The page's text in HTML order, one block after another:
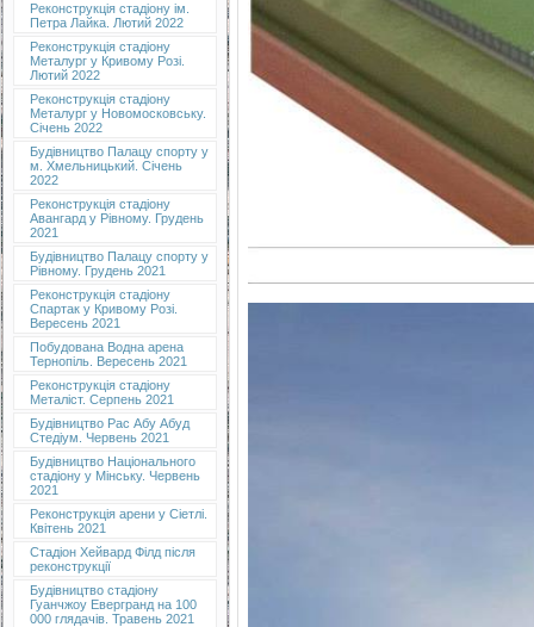
Реконструкція стадіону ім.
Петра Лайка. Лютий 2022
Реконструкція стадіону
Металург у Кривому Розі.
Лютий 2022
Реконструкція стадіону
Металург у Новомосковську.
Січень 2022
Будівництво Палацу спорту у
м. Хмельницький. Січень
2022
Реконструкція стадіону
Авангард у Рівному. Грудень
2021
Будівництво Палацу спорту у
Рівному. Грудень 2021
Реконструкція стадіону
Спартак у Кривому Розі.
Вересень 2021
Побудована Водна арена
Тернопіль. Вересень 2021
Реконструкція стадіону
Металіст. Серпень 2021
Будівництво Рас Абу Абуд
Стедіум. Червень 2021
Будівництво Національного
стадіону у Мінську. Червень
2021
Реконструкція арени у Сіетлі.
Квітень 2021
Стадіон Хейвард Філд після
реконструкції
Будівництво стадіону
Гуанчжоу Евергранд на 100
000 глядачів. Травень 2021